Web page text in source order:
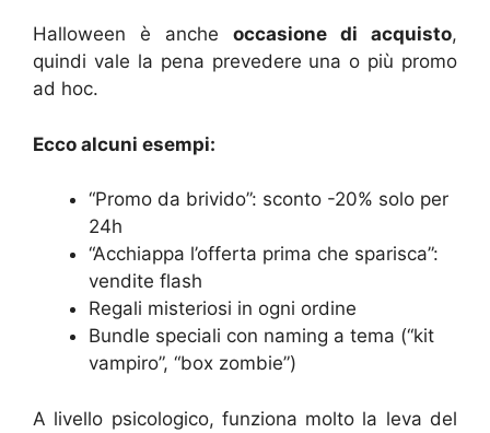
Halloween è anche occasione di acquisto,
quindi vale la pena prevedere una o più promo
ad hoc.
Ecco alcuni esempi:
“Promo da brivido”: sconto -20% solo per
24h
“Acchiappa l’offerta prima che sparisca”:
vendite flash
Regali misteriosi in ogni ordine
Bundle speciali con naming a tema (“kit
vampiro”, “box zombie”)
A livello psicologico, funziona molto la leva del